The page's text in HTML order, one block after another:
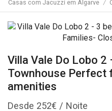
Casas com Jacuzzi em Algarve /
Villa Vale Do Lobo 2
Townhouse Perfect
amenities
252€